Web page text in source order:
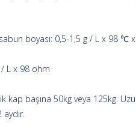
boyası: 0,5-1,5 g / L x 98 ℃
L x 98 ohm
başına 50kg veya 125kg.
aydır.